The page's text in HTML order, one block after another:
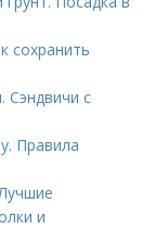
сохранить
Сэндвичи с
Правила
и